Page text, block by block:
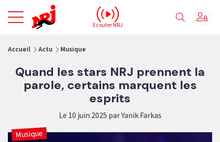
NRJ - Accueil
Ecouter NRJ
Accueil Actu Musique
Quand les stars NRJ prennent la
parole, certains marquent les
esprits
Le 10 juin 2025 par Yanik Farkas
Musique